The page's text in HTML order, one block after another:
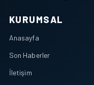
KURUMSAL
Anasayfa
Son Haberler
İletişim